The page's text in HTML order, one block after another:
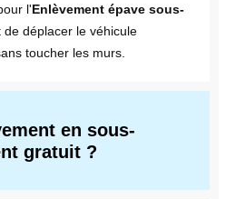
l'Enlèvement épave sous-
de déplacer le véhicule
toucher les murs.
en sous-
gratuit ?